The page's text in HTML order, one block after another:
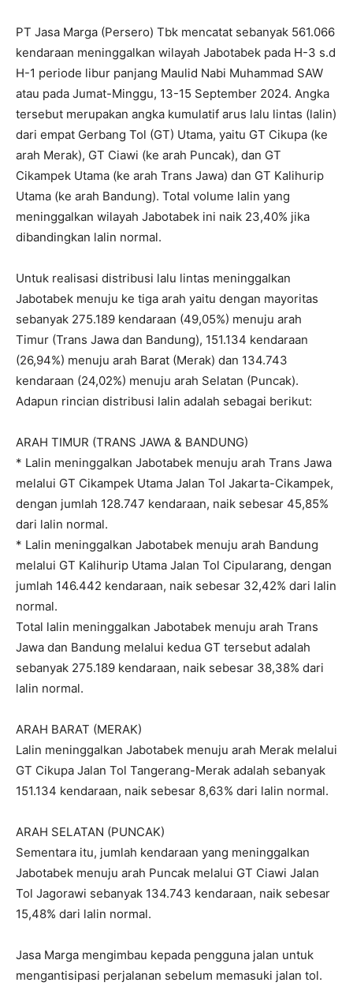
PT Jasa Marga (Persero) Tbk mencatat sebanyak 561.066
kendaraan meninggalkan wilayah Jabotabek pada H-3 s.d
H-1 periode libur panjang Maulid Nabi Muhammad SAW
atau pada Jumat-Minggu, 13-15 September 2024. Angka
tersebut merupakan angka kumulatif arus lalu lintas (lalin)
dari empat Gerbang Tol (GT) Utama, yaitu GT Cikupa (ke
arah Merak), GT Ciawi (ke arah Puncak), dan GT
Cikampek Utama (ke arah Trans Jawa) dan GT Kalihurip
Utama (ke arah Bandung). Total volume lalin yang
meninggalkan wilayah Jabotabek ini naik 23,40% jika
dibandingkan lalin normal.
Untuk realisasi distribusi lalu lintas meninggalkan
Jabotabek menuju ke tiga arah yaitu dengan mayoritas
sebanyak 275.189 kendaraan (49,05%) menuju arah
Timur (Trans Jawa dan Bandung), 151.134 kendaraan
(26,94%) menuju arah Barat (Merak) dan 134.743
kendaraan (24,02%) menuju arah Selatan (Puncak).
Adapun rincian distribusi lalin adalah sebagai berikut:
ARAH TIMUR (TRANS JAWA & BANDUNG)
* Lalin meninggalkan Jabotabek menuju arah Trans Jawa
melalui GT Cikampek Utama Jalan Tol Jakarta-Cikampek,
dengan jumlah 128.747 kendaraan, naik sebesar 45,85%
dari lalin normal.
* Lalin meninggalkan Jabotabek menuju arah Bandung
melalui GT Kalihurip Utama Jalan Tol Cipularang, dengan
jumlah 146.442 kendaraan, naik sebesar 32,42% dari lalin
normal.
Total lalin meninggalkan Jabotabek menuju arah Trans
Jawa dan Bandung melalui kedua GT tersebut adalah
sebanyak 275.189 kendaraan, naik sebesar 38,38% dari
lalin normal.
ARAH BARAT (MERAK)
Lalin meninggalkan Jabotabek menuju arah Merak melalui
GT Cikupa Jalan Tol Tangerang-Merak adalah sebanyak
151.134 kendaraan, naik sebesar 8,63% dari lalin normal.
ARAH SELATAN (PUNCAK)
Sementara itu, jumlah kendaraan yang meninggalkan
Jabotabek menuju arah Puncak melalui GT Ciawi Jalan
Tol Jagorawi sebanyak 134.743 kendaraan, naik sebesar
15,48% dari lalin normal.
Jasa Marga mengimbau kepada pengguna jalan untuk
mengantisipasi perjalanan sebelum memasuki jalan tol.